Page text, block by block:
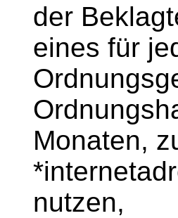
der
eines für
Monaten,
nutzen,